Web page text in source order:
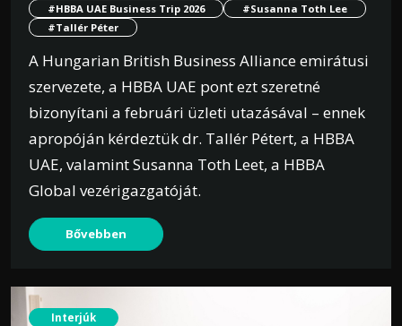
#HBBA UAE Business Trip 2026
#Susanna Toth Lee
#Tallér Péter
A Hungarian British Business Alliance emirátusi
szervezete, a HBBA UAE pont ezt szeretné
bizonyítani a februári üzleti utazásával – ennek
apropóján kérdeztük dr. Tallér Pétert, a HBBA
UAE, valamint Susanna Toth Leet, a HBBA
Global vezérigazgatóját.
Bővebben
Interjúk